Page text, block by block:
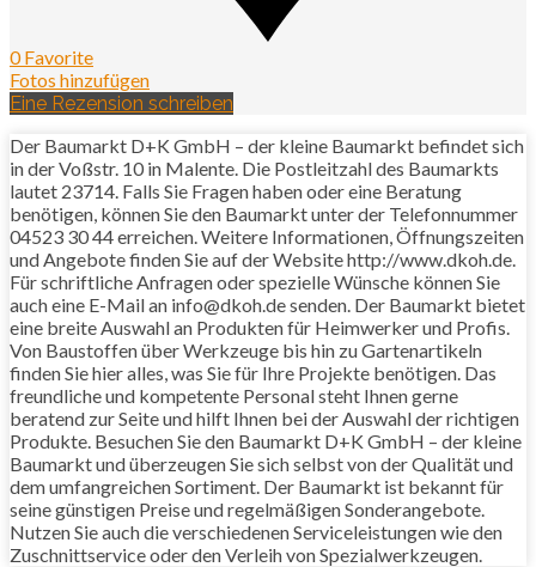
0 Favorite
Fotos hinzufügen
Eine Rezension schreiben
Der Baumarkt D+K GmbH – der kleine Baumarkt befindet sich
in der Voßstr. 10 in Malente. Die Postleitzahl des Baumarkts
lautet 23714. Falls Sie Fragen haben oder eine Beratung
benötigen, können Sie den Baumarkt unter der Telefonnummer
04523 30 44 erreichen. Weitere Informationen, Öffnungszeiten
und Angebote finden Sie auf der Website http://www.dkoh.de.
Für schriftliche Anfragen oder spezielle Wünsche können Sie
auch eine E-Mail an info@dkoh.de senden. Der Baumarkt bietet
eine breite Auswahl an Produkten für Heimwerker und Profis.
Von Baustoffen über Werkzeuge bis hin zu Gartenartikeln
finden Sie hier alles, was Sie für Ihre Projekte benötigen. Das
freundliche und kompetente Personal steht Ihnen gerne
beratend zur Seite und hilft Ihnen bei der Auswahl der richtigen
Produkte. Besuchen Sie den Baumarkt D+K GmbH – der kleine
Baumarkt und überzeugen Sie sich selbst von der Qualität und
dem umfangreichen Sortiment. Der Baumarkt ist bekannt für
seine günstigen Preise und regelmäßigen Sonderangebote.
Nutzen Sie auch die verschiedenen Serviceleistungen wie den
Zuschnittservice oder den Verleih von Spezialwerkzeugen.